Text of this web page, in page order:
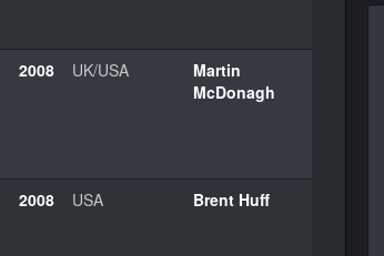
2008 UK/USA
Martin
McDonagh
2008 USA Brent Huff